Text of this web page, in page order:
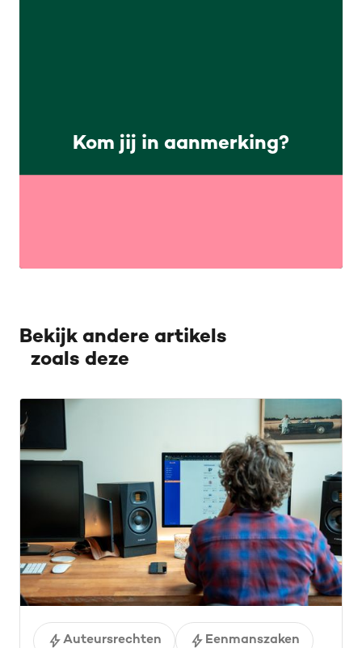
Kom jij in aanmerking?
Bekijk andere artikels
zoals deze
Auteursrechten Eenmanszaken